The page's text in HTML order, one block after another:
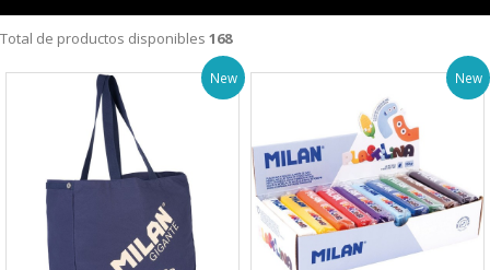
Total de productos disponibles 168
New New